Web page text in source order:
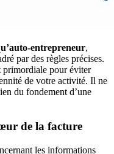
entrepreneur,
par des règles précises.
primordiale pour éviter
de votre activité. Il ne
du fondement d’une
de la facture
les informations